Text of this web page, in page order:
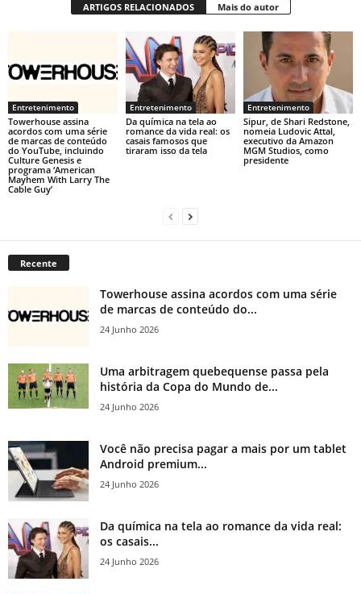
ARTIGOS RELACIONADOS Mais do autor
Entretenimento
Towerhouse assina
acordos com uma série
de marcas de conteúdo
do YouTube, incluindo
Culture Genesis e
programa ‘American
Mayhem With Larry The
Cable Guy’
Entretenimento
Da química na tela ao
romance da vida real: os
casais famosos que
tiraram isso da tela
Entretenimento
Sipur, de Shari Redstone,
nomeia Ludovic Attal,
executivo da Amazon
MGM Studios, como
presidente
Recente
Towerhouse assina acordos com uma série
de marcas de conteúdo do...
24 Junho 2026
Uma arbitragem quebequense passa pela
história da Copa do Mundo de...
24 Junho 2026
Você não precisa pagar a mais por um tablet
Android premium...
24 Junho 2026
Da química na tela ao romance da vida real:
os casais...
24 Junho 2026